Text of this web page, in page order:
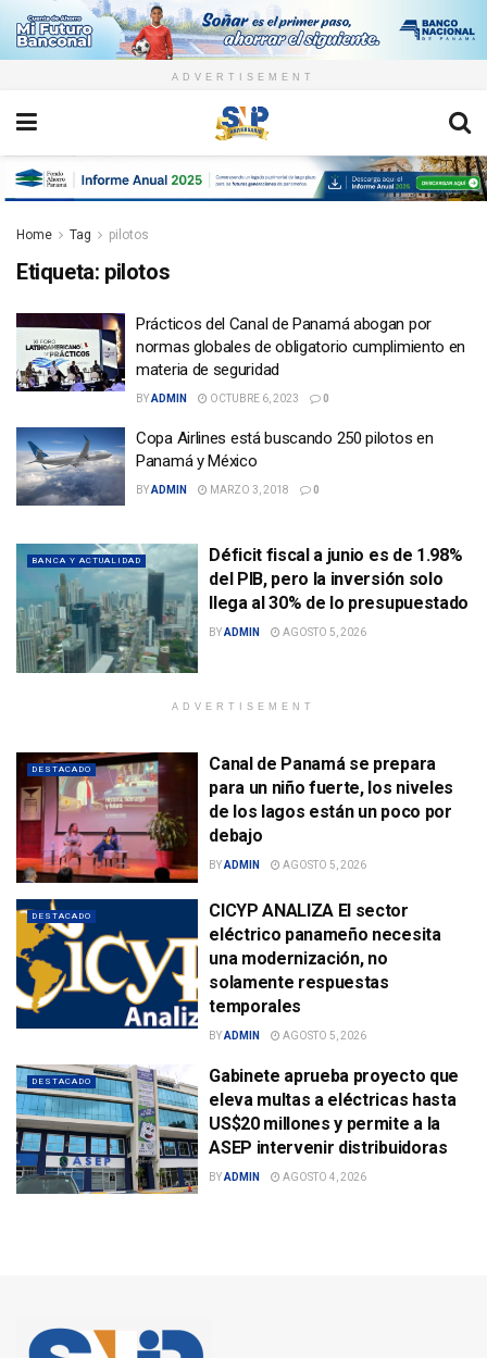
ADVERTISEMENT
Home Tag pilotos
Etiqueta: pilotos
Prácticos del Canal de Panamá abogan por
normas globales de obligatorio cumplimiento en
materia de seguridad
BYADMIN OCTUBRE 6, 2023 0
Copa Airlines está buscando 250 pilotos en
Panamá y México
BYADMIN MARZO 3, 2018 0
BANCA Y ACTUALIDAD
Déficit fiscal a junio es de 1.98%
del PIB, pero la inversión solo
llega al 30% de lo presupuestado
BYADMIN AGOSTO 5, 2026
ADVERTISEMENT
DESTACADO
Canal de Panamá se prepara
para un niño fuerte, los niveles
de los lagos están un poco por
debajo
BYADMIN AGOSTO 5, 2026
DESTACADO
CICYP ANALIZA El sector
eléctrico panameño necesita
una modernización, no
solamente respuestas
temporales
BYADMIN AGOSTO 5, 2026
DESTACADO
Gabinete aprueba proyecto que
eleva multas a eléctricas hasta
US$20 millones y permite a la
ASEP intervenir distribuidoras
BYADMIN AGOSTO 4, 2026